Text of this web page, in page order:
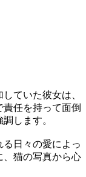
ていた彼女は、
責任を持って面倒
します。
日々の愛によっ
、猫の写真から心